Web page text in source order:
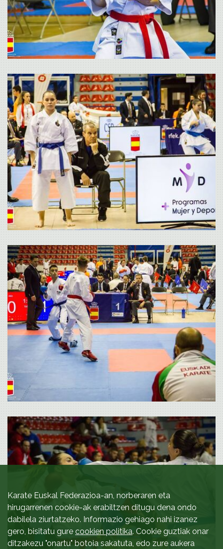
Karate Euskal Federazioa-an, norberaren eta
hirugarrenen cookie-ak erabiltzen ditugu dena ondo
dabilela ziurtatzeko. Informazio gehiago nahi izanez
gero, bisitatu gure cookien politika. Cookie guztiak onar
ditzakezu "onartu" botoia sakatuta, edo zure aukera